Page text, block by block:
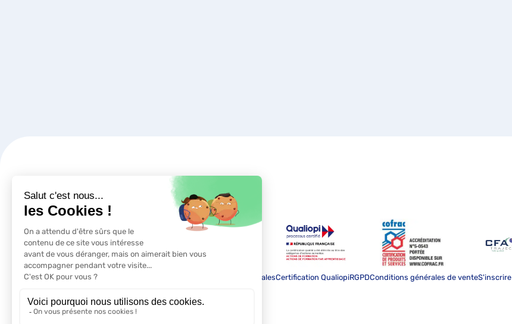
01 88 62 00 30
contacts@cfatrajectoire.fr
Mentions légalesCertification QualiopiRGPDConditions générales de venteS'inscrire